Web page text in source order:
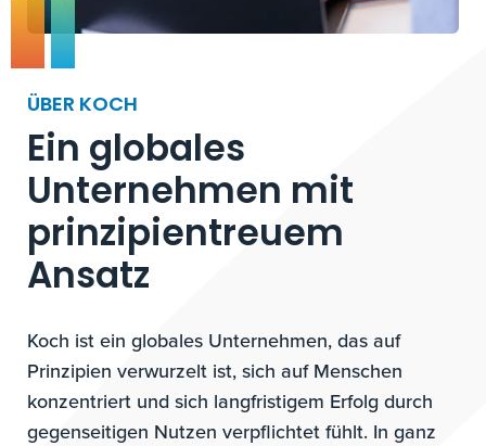
ÜBER KOCH
Ein globales
Unternehmen mit
prinzipientreuem
Ansatz
Koch ist ein globales Unternehmen, das auf
Prinzipien verwurzelt ist, sich auf Menschen
konzentriert und sich langfristigem Erfolg durch
gegenseitigen Nutzen verpflichtet fühlt. In ganz